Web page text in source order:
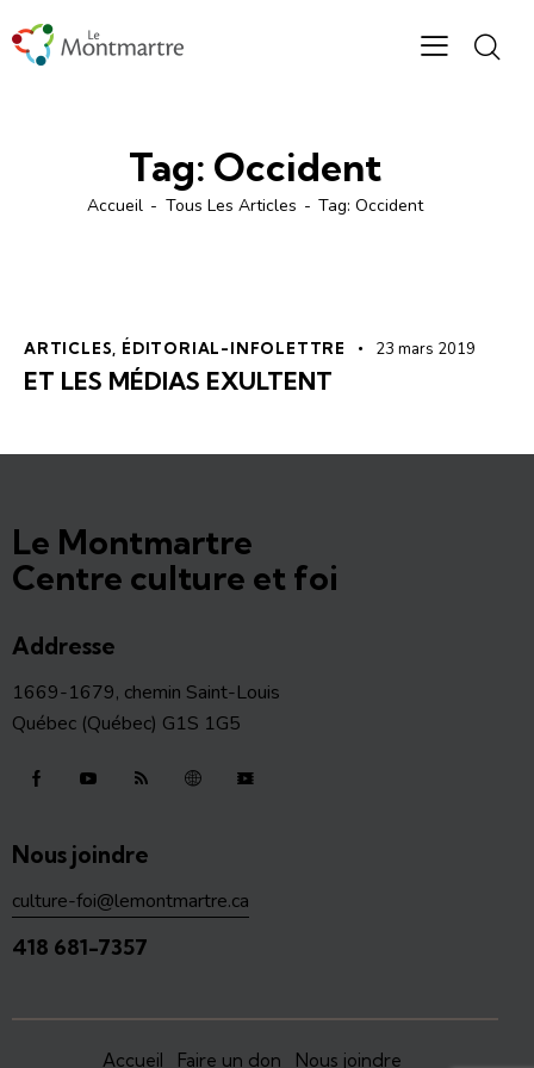
Tag: Occident
Accueil Tous Les Articles Tag: Occident
ARTICLES ÉDITORIAL-INFOLETTRE 23 mars 2019
ET LES MÉDIAS EXULTENT
Le Montmartre
Centre culture et foi
Addresse
1669-1679, chemin Saint-Louis
Québec (Québec) G1S 1G5
Nous joindre
culture-foi@lemontmartre.ca
418 681-7357
Accueil Faire un don Nous joindre